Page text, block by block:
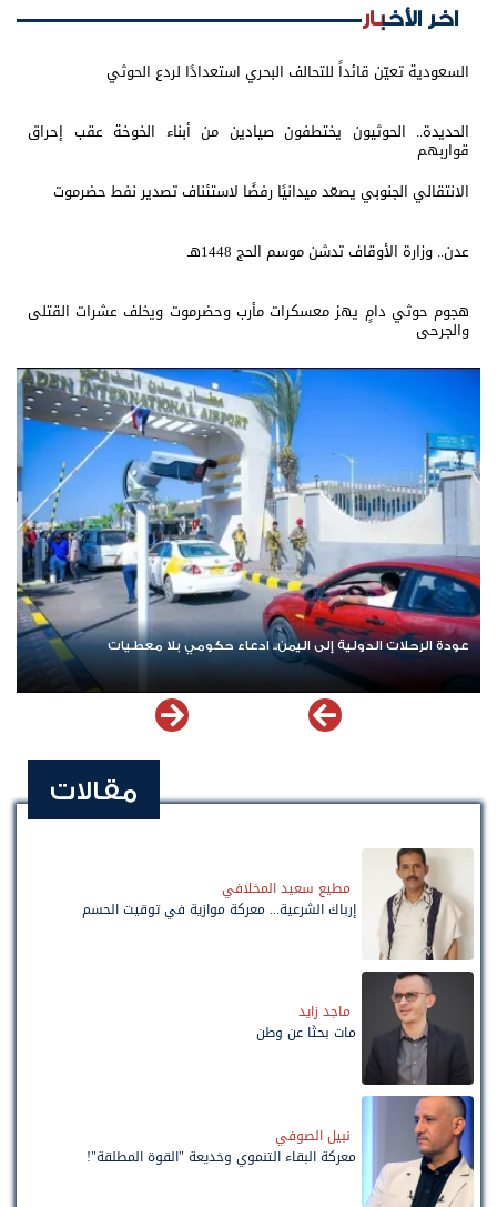
اخر الأخبار
السعودية تعيّن قائداً للتحالف البحري استعدادًا لردع الحوثي
الحديدة.. الحوثيون يختطفون صيادين من أبناء الخوخة عقب إحراق
قواربهم
الانتقالي الجنوبي يصعّد ميدانيًا رفضًا لاستئناف تصدير نفط حضرموت
عدن.. وزارة الأوقاف تدشن موسم الحج 1448هـ
هجوم حوثي دامٍ يهز معسكرات مأرب وحضرموت ويخلف عشرات القتلى
والجرحى
عودة الرحلات الدولية إلى اليمن.. ادعاء حكومي بلا معطيات
مقالات
مطيع سعيد المخلافي
إرباك الشرعية... معركة موازية في توقيت الحسم
ماجد زايد
مات بحثًا عن وطن
نبيل الصوفي
معركة البقاء التنموي وخديعة "القوة المطلقة"!